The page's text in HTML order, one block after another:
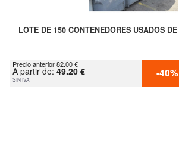
LOTE DE 150 CONTENEDORES USADOS
Precio anterior 82.00 €
A partir de: 49.20 €
SIN IVA -40%